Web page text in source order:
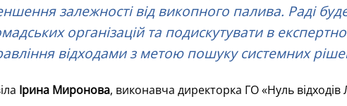
залежності від викопного палива. Раді
організацій та подискутувати в
відходами з метою пошуку системних
Ірина Миронова, виконавча директорка ГО «Нуль відходів